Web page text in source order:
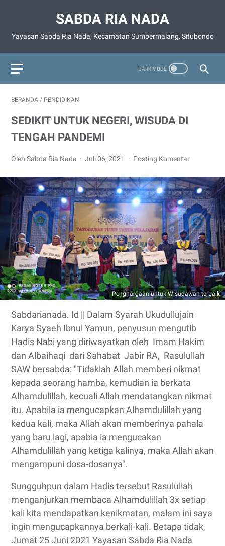
SABDA RIA NADA
Yayasan Sabda Ria Nada, Kecamatan Sumbermalang, Situbondo
BERANDA / PENDIDIKAN
SEDIKIT UNTUK NEGERI, WISUDA DI
TENGAH PANDEMI
Oleh Sabda Ria Nada Juli 06, 2021 Posting Komentar
Penghargaan untuk Wisudawan terbaik
Sabdarianada. Id || Dalam Syarah Ukudullujain
Karya Syaeh Ibnul Yamun, penyusun mengutib
Hadis Nabi yang diriwayatkan oleh Imam Hakim
dan Albaihaqi dari Sahabat Jabir RA, Rasulullah
SAW bersabda: "Tidaklah Allah memberi nikmat
kepada seorang hamba, kemudian ia berkata
Alhamdulillah, kecuali Allah mendatangkan nikmat
itu. Apabila ia mengucapkan Alhamdulillah yang
kedua kali, maka Allah akan memberinya pahala
yang baru lagi, apabia ia mengucakan
Alhamdulillah yang ketiga kalinya, maka Allah akan
mengampuni dosa-dosanya".
Sungguhpun dalam Hadis tersebut Rasulullah
menganjurkan membaca Alhamdulillah 3x setiap
kali kita mendapatkan kenikmatan, malam ini saya
ingin mengucapkannya berkali-kali. Betapa tidak,
Jumat 25 Juni 2021 Yayasan Sabda Ria Nada